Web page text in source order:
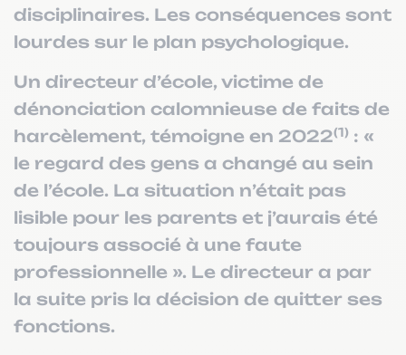
disciplinaires. Les conséquences sont
lourdes sur le plan psychologique.
Un directeur d’école, victime de
dénonciation calomnieuse de faits de
harcèlement, témoigne en 2022(1) : «
le regard des gens a changé au sein
de l’école. La situation n’était pas
lisible pour les parents et j’aurais été
toujours associé à une faute
professionnelle ». Le directeur a par
la suite pris la décision de quitter ses
fonctions.